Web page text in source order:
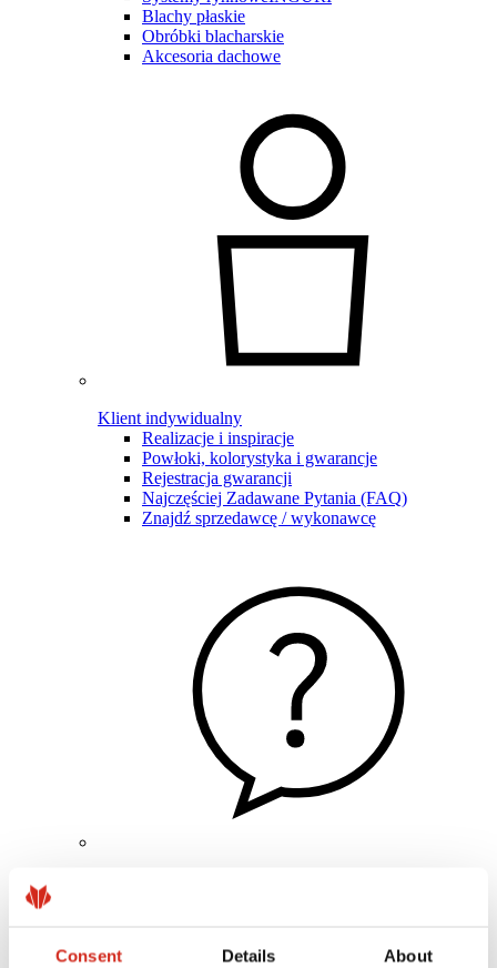
Consent Details About
Blachy płaskie
Obróbki blacharskie
Akcesoria dachowe
Klient indywidualny
Realizacje i inspiracje
Powłoki, kolorystyka i gwarancje
Rejestracja gwarancji
Najczęściej Zadawane Pytania (FAQ)
Znajdź sprzedawcę / wykonawcę
Pliki do pobrania